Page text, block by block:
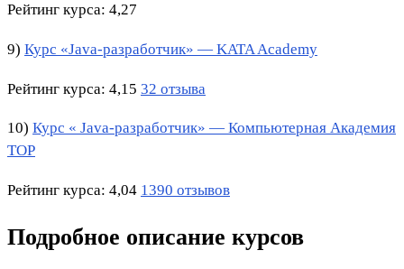
Рейтинг курса: 4,27
9) Курс «Java-разработчик» — KATA Academy
Рейтинг курса: 4,15 32 отзыва
10) Курс « Java-разработчик» — Компьютерная Академия
TOP
Рейтинг курса: 4,04 1390 отзывов
Подробное описание курсов